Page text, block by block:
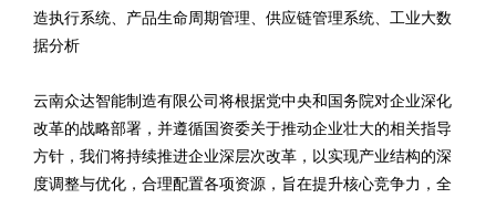
造执行系统、产品生命周期管理、供应链管理系统、工业大数
据分析
云南众达智能制造有限公司将根据党中央和国务院对企业深化
改革的战略部署，并遵循国资委关于推动企业壮大的相关指导
方针，我们将持续推进企业深层次改革，以实现产业结构的深
度调整与优化，合理配置各项资源，旨在提升核心竞争力，全